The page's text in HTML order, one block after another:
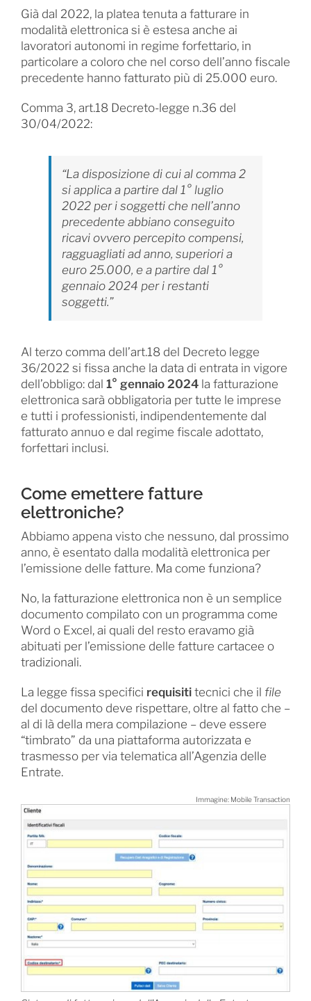
Già dal 2022, la platea tenuta a fatturare in
modalità elettronica si è estesa anche ai
lavoratori autonomi in regime forfettario, in
particolare a coloro che nel corso dell’anno fiscale
precedente hanno fatturato più di 25.000 euro.
Comma 3, art.18 Decreto-legge n.36 del
30/04/2022:
“La disposizione di cui al comma 2
si applica a partire dal 1° luglio
2022 per i soggetti che nell’anno
precedente abbiano conseguito
ricavi ovvero percepito compensi,
ragguagliati ad anno, superiori a
euro 25.000, e a partire dal 1°
gennaio 2024 per i restanti
soggetti.”
Al terzo comma dell’art.18 del Decreto legge
36/2022 si fissa anche la data di entrata in vigore
dell’obbligo: dal 1° gennaio 2024la fatturazione
elettronica sarà obbligatoria per tutte le imprese
e tutti i professionisti, indipendentemente dal
fatturato annuo e dal regime fiscale adottato,
forfettari inclusi.
Come emettere fatture
elettroniche?
Abbiamo appena visto che nessuno, dal prossimo
anno, è esentato dalla modalità elettronica per
l’emissione delle fatture. Ma come funziona?
No, la fatturazione elettronica non è un semplice
documento compilato con un programma come
Word o Excel, ai quali del resto eravamo già
abituati per l’emissione delle fatture cartacee o
tradizionali.
La legge fissa specifici requisititecnici che il file
del documento deve rispettare, oltre al fatto che –
al di là della mera compilazione – deve essere
“timbrato” da una piattaforma autorizzata e
trasmesso per via telematica all’Agenzia delle
Entrate.
Immagine: Mobile Transaction